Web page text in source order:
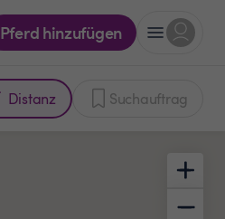
Pferd hinzufügen
Distanz Suchauftrag